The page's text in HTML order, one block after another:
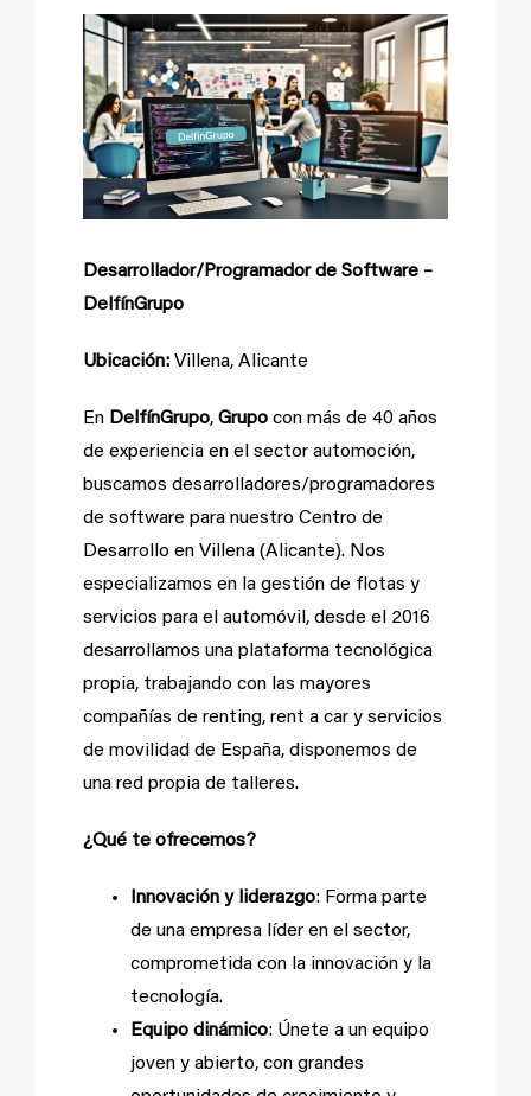
Ver
imagen
más
grande
Desarrollador/Programador de Software –
DelfínGrupo
Ubicación:Villena, Alicante
En DelfínGrupo, Grupocon más de 40 años
de experiencia en el sector automoción,
buscamos desarrolladores/programadores
de software para nuestro Centro de
Desarrollo en Villena (Alicante). Nos
especializamos en la gestión de flotas y
servicios para el automóvil, desde el 2016
desarrollamos una plataforma tecnológica
propia, trabajando con las mayores
compañías de renting, rent a car y servicios
de movilidad de España, disponemos de
una red propia de talleres.
¿Qué te ofrecemos?
Innovación y liderazgo: Forma parte
de una empresa líder en el sector,
comprometida con la innovación y la
tecnología.
Equipo dinámico: Únete a un equipo
joven y abierto, con grandes